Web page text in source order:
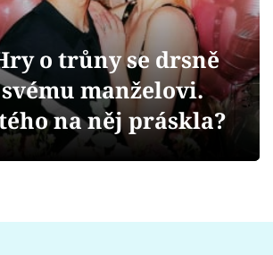
o trůny se drsně
manželovi.
na něj práskla?